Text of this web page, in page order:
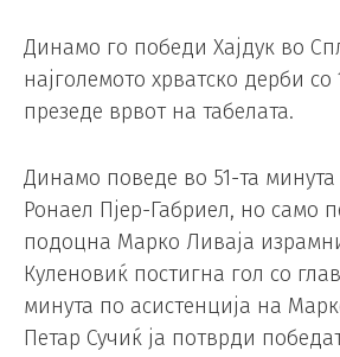
Динамо го победи Хајдук во
најголемото хрватско дерби со
презеде врвот на табелата.
Динамо поведе во 51-та минута
Ронаел Пјер-Габриел, но само
подоцна Марко Ливаја
Куленовиќ постигна гол со
минута по асистенција на
Петар Сучиќ ја потврди